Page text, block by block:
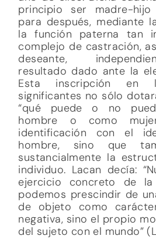
principio ser madre-
para después, mediante
la función paterna tan
complejo de castración,
deseante,
resultado dado ante la
Esta inscripción en
significantes no sólo
“qué puede o no
hombre o como
identificación con el
hombre, sino que
sustancialmente la
individuo. Lacan decía:
ejercicio concreto de
podemos prescindir de
de objeto como
negativa, sino el propio
del sujeto con el mundo”